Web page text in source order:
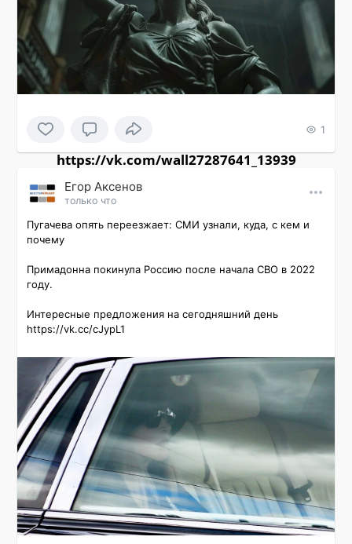
1
https://vk.com/wall27287641_13939
Εгор Αксенов
только что
Пугачева опять переезжает: СМИ узнали, куда, с кем и
почему
Примадонна покинула Россию после начала СВО в 2022
году.
Интересные предложения на сегодняшний день
https://vk.cc/cJypL1